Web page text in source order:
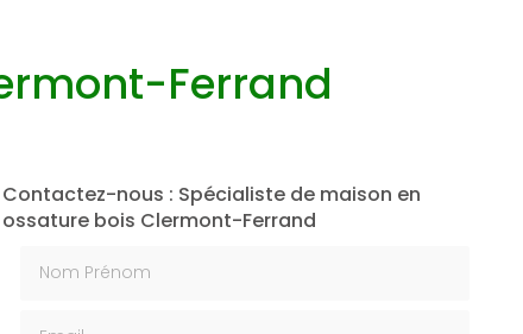
Ferrand
Contactez-nous : Spécialiste de maison en
ossature bois Clermont-Ferrand